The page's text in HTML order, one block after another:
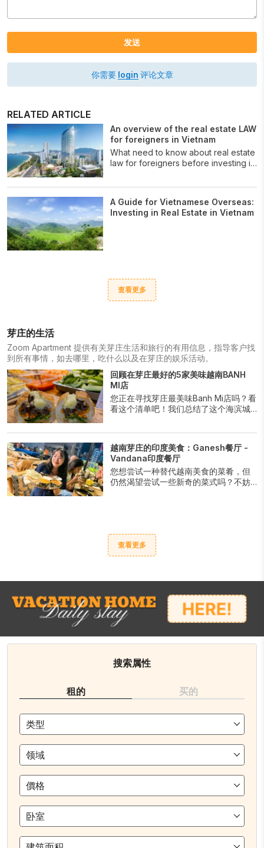
发送
你需要 login 评论文章
RELATED ARTICLE
An overview of the real estate LAW
for foreigners in Vietnam
What need to know about real estate
law for foreigners before investing in
A Guide for Vietnamese Overseas:
Investing in Real Estate in Vietnam
查看更多
芽庄的生活
Zoom Apartment 提供有关芽庄生活和旅行的有用信息，指导客户找
到所有事情，如去哪里，吃什么以及在芽庄的娱乐活动。
回顾在芽庄最好的5家美味越南BANH
MI店
您正在寻找芽庄最美味Banh Mi店吗？看
看这个清单吧！我们总结了这个海滨城
的口腹之欲，尽情享受芽庄最美味的
Banh Mi带来的香气和口感吧。
越南芽庄的印度美食：Ganesh餐厅 -
Vandana印度餐厅
您想尝试一种替代越南美食的菜肴，但
仍然渴望尝试一些新奇的菜式吗？不妨
查看更多
搜索属性
租的 买的
类型
领域
價格
卧室